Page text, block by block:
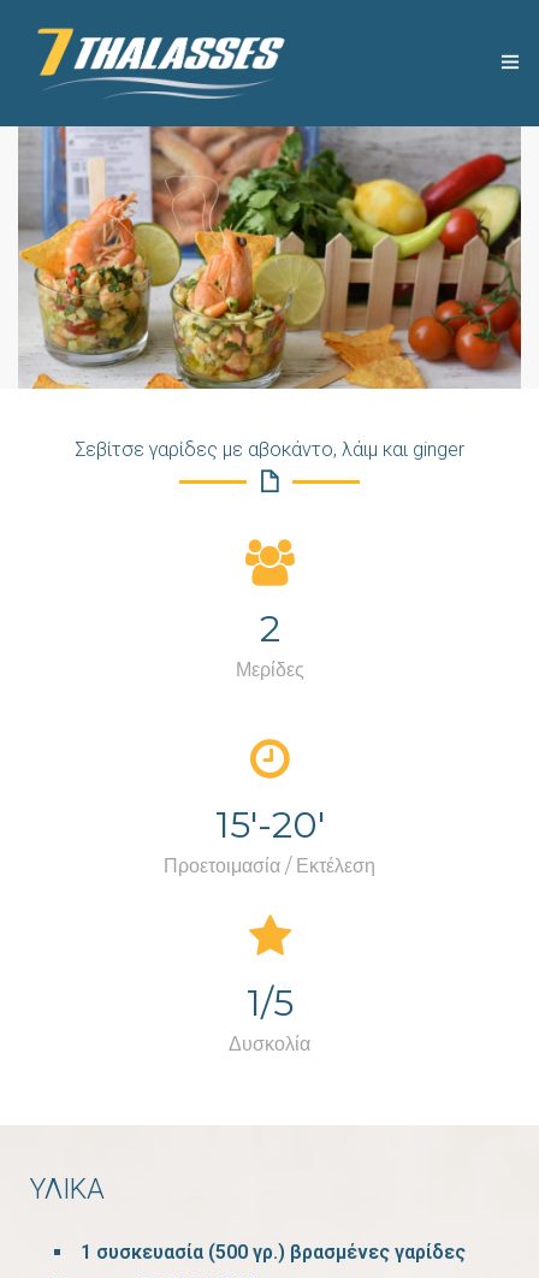
THE COMPANY
USEFUL TIPS
PRODUCTS
RECIPES
OUR NEWS
CONTACT
Σεβίτσε γαρίδες με αβοκάντο, λάιμ και ginger
2
Μερίδες
15'-20'
Προετοιμασία / Εκτέλεση
1/5
Δυσκολία
ΥΛΙΚΑ
1 συσκευασία (500 γρ.) βρασμένες γαρίδες